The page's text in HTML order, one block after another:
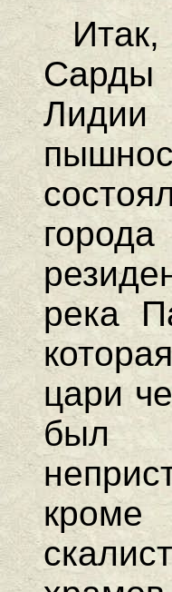
Сарды
Лидии
река
цари
был